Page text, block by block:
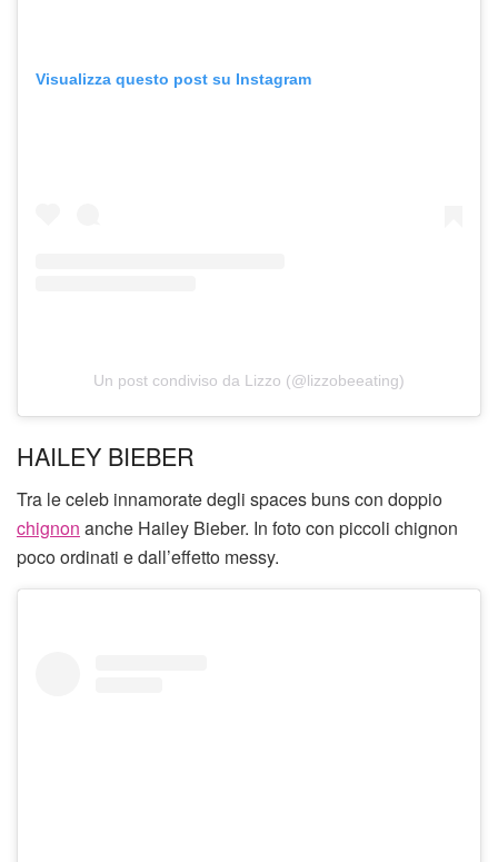
Visualizza questo post su Instagram
Un post condiviso da Lizzo (@lizzobeeating)
HAILEY BIEBER
Tra le celeb innamorate degli spaces buns con doppio
chignon anche Hailey Bieber. In foto con piccoli chignon
poco ordinati e dall’effetto messy.